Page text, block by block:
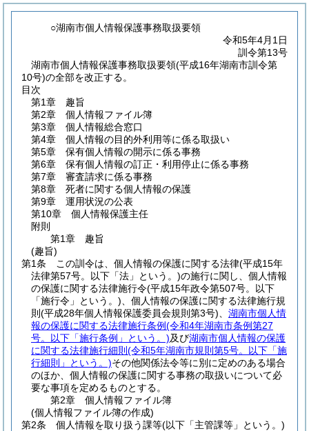
○湖南市個人情報保護事務取扱要領
令和5年4月1日
訓令第13号
湖南市個人情報保護事務取扱要領(平成16年湖南市訓令第
10号)の全部を改正する。
目次
第1章
趣旨
第2章
個人情報ファイル簿
第3章
個人情報総合窓口
第4章
個人情報の目的外利用等に係る取扱い
第5章
保有個人情報の開示に係る事務
第6章
保有個人情報の訂正・利用停止に係る事務
第7章
審査請求に係る事務
第8章
死者に関する個人情報の保護
第9章
運用状況の公表
第10章
個人情報保護主任
附則
第1章
趣旨
(趣旨)
第1条
この訓令は、個人情報の保護に関する法律(平成15年
法律第57号。以下「法」という。)の施行に関し、個人情報
の保護に関する法律施行令(平成15年政令第507号。以下
「施行令」という。) 、個人情報の保護に関する法律施行規
則 (平成28年個人情報保護委員会規則第3号)
湖南市個人情
報の保護に関する法律施行条例(令和4年湖南市条例第27
号。以下「施行条例」という。)及び湖南市個人情報の保護
に関する法律施行細則 (令和5年湖南市規則第5号。以下「施
行細則」という。)その他関係法令等に別に定めのある場合
のほか、個人情報の保護に関する事務の取扱いについて必
要な事項を定めるものとする。
第2章
個人情報ファイル簿
(個人情報ファイル簿の作成)
第2条
個人情報を取り扱う課等(以下「主管課等」という。)